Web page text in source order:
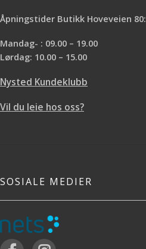
Åpningstider Butikk Hoveveien 80:
Mandag- : 09.00 – 19.00
Lørdag: 10.00 – 15.00
Nysted Kundeklubb
Vil du leie hos oss?
SOSIALE MEDIER